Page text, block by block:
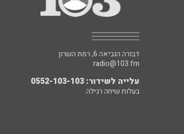
דבורה הנביאה 6, רמת השרון
radio@103.fm
עלייה לשידור: 0552-103-103
בעלות שיחה רגילה